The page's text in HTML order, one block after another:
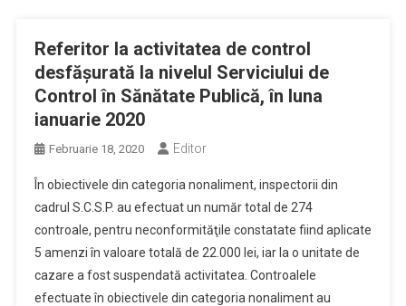
Referitor la activitatea de control
desfăşurată la nivelul Serviciului de
Control în Sănătate Publică, în luna
ianuarie 2020
Februarie 18, 2020 Editor
În obiectivele din categoria nonaliment, inspectorii din
cadrul S.C.S.P. au efectuat un număr total de 274
controale, pentru neconformităţile constatate fiind aplicate
5 amenzi în valoare totală de 22.000 lei, iar la o unitate de
cazare a fost suspendată activitatea. Controalele
efectuate în obiectivele din categoria nonaliment au